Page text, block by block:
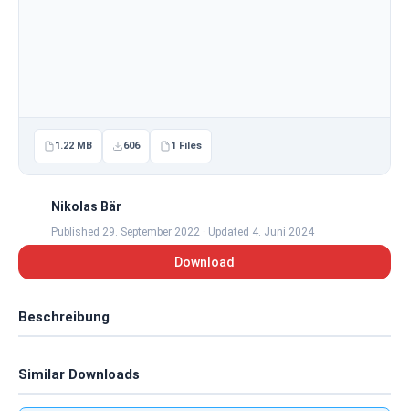
1.22 MB 606 1 Files
Nikolas Bär
Published 29. September 2022 · Updated 4. Juni 2024
Download
Beschreibung
Similar Downloads